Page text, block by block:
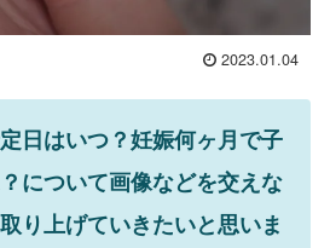
2023.01.04
日はいつ？妊娠何ヶ月で子
について画像などを交えな
り上げていきたいと思いま